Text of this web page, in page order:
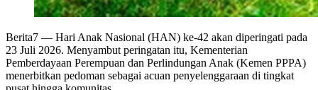
Berita7 — Hari Anak Nasional (HAN) ke-42 akan diperingati pada
23 Juli 2026. Menyambut peringatan itu, Kementerian
Pemberdayaan Perempuan dan Perlindungan Anak (Kemen PPPA)
menerbitkan pedoman sebagai acuan penyelenggaraan di tingkat